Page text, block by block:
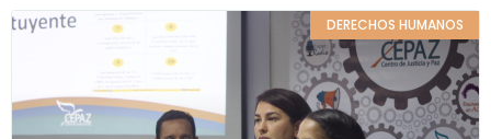
DERECHOS HUMANOS